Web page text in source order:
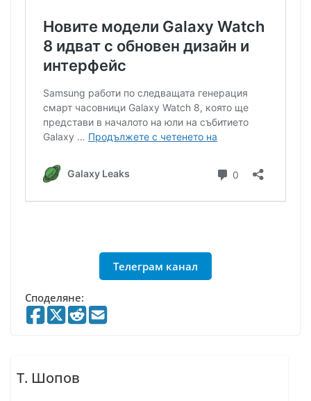
актуализация
Телеграм канал
Споделяне:
Т. Шопов